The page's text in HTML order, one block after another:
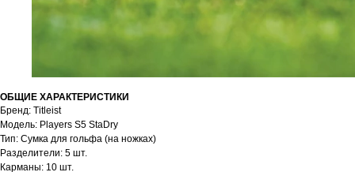
ОБЩИЕ ХАРАКТЕРИСТИКИ
Бренд: Titleist
Модель: Players S5 StaDry
Тип: Cумка для гольфа (на ножках)
Разделители: 5 шт.
Карманы: 10 шт.